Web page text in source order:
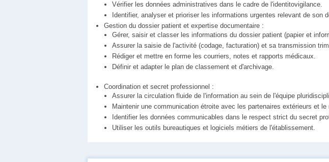
Vérifier les données administratives dans le cadre de l'identitovigilance.
Identifier, analyser et prioriser les informations urgentes relevant de son
Gestion du dossier patient et expertise documentaire :
Gérer, saisir et classer les informations du dossier patient (papier et
Assurer la saisie de l'activité (codage, facturation) et sa transmission
Rédiger et mettre en forme les courriers, notes et rapports médicaux.
Définir et adapter le plan de classement et d'archivage.
Coordination et secret professionnel :
Assurer la circulation fluide de l'information au sein de l'équipe
Maintenir une communication étroite avec les partenaires extérieurs et le
Identifier les données communicables dans le respect strict du secret
Utiliser les outils bureautiques et logiciels métiers de l'établissement.